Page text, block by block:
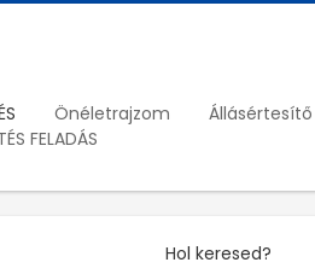
Önéletrajzom Állásértesítő
FELADÁS
Hol keresed?